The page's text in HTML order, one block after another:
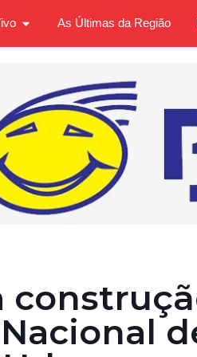
As Últimas da Região